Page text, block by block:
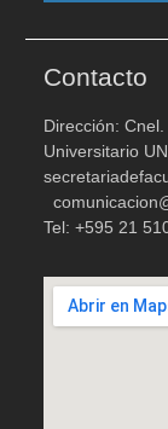
Contacto
Dirección:
Universitario
Tel: +595 21